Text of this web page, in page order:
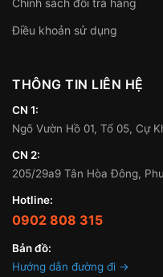
Điều khoản sử dụng
THÔNG TIN LIÊN HỆ
CN 1:
Ngõ Vườn Hồ 01, Tổ 05, Cự
CN 2:
205/29a9 Tân Hòa Đông,
Hotline:
0902 808 315
Bản đồ:
Hướng dẫn đường đi →